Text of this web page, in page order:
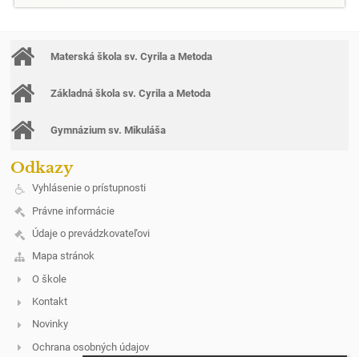
Materská škola sv. Cyrila a Metoda
Základná škola sv. Cyrila a Metoda
Gymnázium sv. Mikuláša
Odkazy
Vyhlásenie o prístupnosti
Právne informácie
Údaje o prevádzkovateľovi
Mapa stránok
O škole
Kontakt
Novinky
Ochrana osobných údajov